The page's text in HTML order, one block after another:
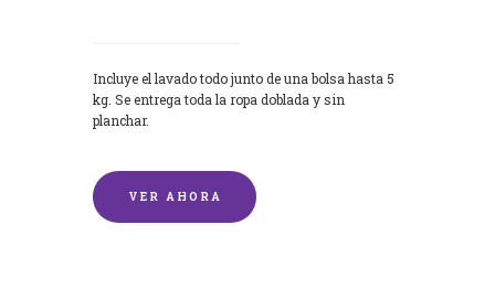
Incluye el lavado todo junto de una bolsa hasta 5
kg. Se entrega toda la ropa doblada y sin
planchar.
VER AHORA